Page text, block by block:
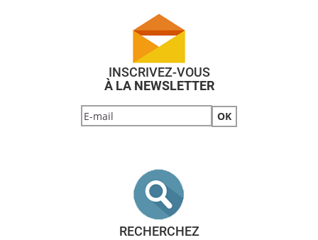
INSCRIVEZ-VOUS
À LA NEWSLETTER
RECHERCHEZ